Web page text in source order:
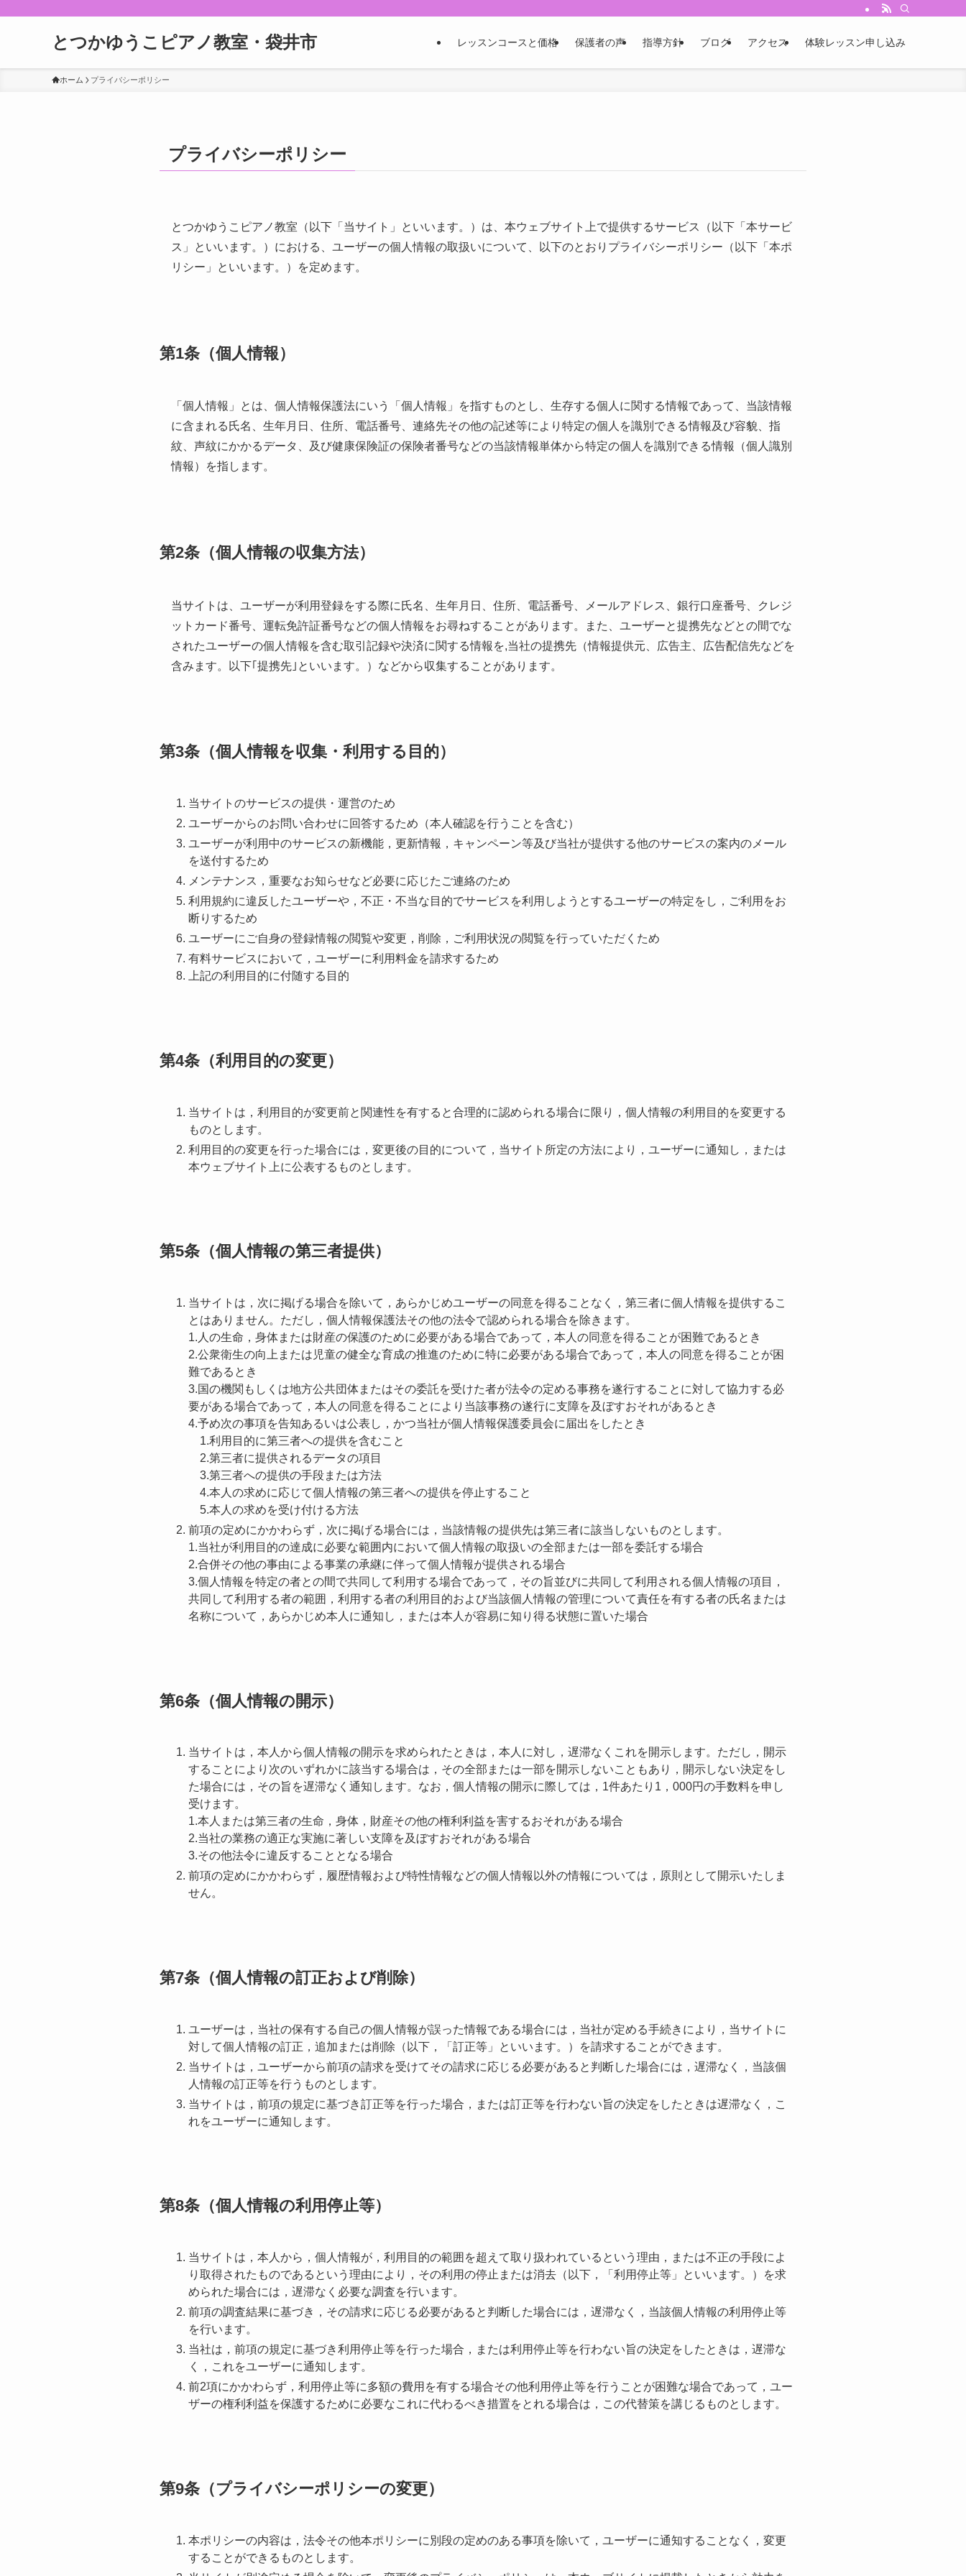
とつかゆうこピアノ教室・袋井市 レッスンコースと価格 保護者の声 指導方針 ブログ アクセス 体験レッスン申し込み
ホーム プライバシーポリシー
プライバシーポリシー
とつかゆうこピアノ教室（以下「当サイト」といいます。）は、本ウェブサイト上で提供するサービス（以下「本サービ
ス」といいます。）における、ユーザーの個人情報の取扱いについて、以下のとおりプライバシーポリシー（以下「本ポ
リシー」といいます。）を定めます。
第1条（個人情報）
「個人情報」とは、個人情報保護法にいう「個人情報」を指すものとし、生存する個人に関する情報であって、当該情報
に含まれる氏名、生年月日、住所、電話番号、連絡先その他の記述等により特定の個人を識別できる情報及び容貌、指
紋、声紋にかかるデータ、及び健康保険証の保険者番号などの当該情報単体から特定の個人を識別できる情報（個人識別
情報）を指します。
第2条（個人情報の収集方法）
当サイトは、ユーザーが利用登録をする際に氏名、生年月日、住所、電話番号、メールアドレス、銀行口座番号、クレジ
ットカード番号、運転免許証番号などの個人情報をお尋ねすることがあります。また、ユーザーと提携先などとの間でな
されたユーザーの個人情報を含む取引記録や決済に関する情報を,当社の提携先（情報提供元、広告主、広告配信先などを
含みます。以下｢提携先｣といいます。）などから収集することがあります。
第3条（個人情報を収集・利用する目的）
当サイトのサービスの提供・運営のため
ユーザーからのお問い合わせに回答するため（本人確認を行うことを含む）
ユーザーが利用中のサービスの新機能，更新情報，キャンペーン等及び当社が提供する他のサービスの案内のメール
を送付するため
メンテナンス，重要なお知らせなど必要に応じたご連絡のため
利用規約に違反したユーザーや，不正・不当な目的でサービスを利用しようとするユーザーの特定をし，ご利用をお
断りするため
ユーザーにご自身の登録情報の閲覧や変更，削除，ご利用状況の閲覧を行っていただくため
有料サービスにおいて，ユーザーに利用料金を請求するため
上記の利用目的に付随する目的
第4条（利用目的の変更）
当サイトは，利用目的が変更前と関連性を有すると合理的に認められる場合に限り，個人情報の利用目的を変更する
ものとします。
利用目的の変更を行った場合には，変更後の目的について，当サイト所定の方法により，ユーザーに通知し，または
本ウェブサイト上に公表するものとします。
第5条（個人情報の第三者提供）
当サイトは，次に掲げる場合を除いて，あらかじめユーザーの同意を得ることなく，第三者に個人情報を提供するこ
とはありません。ただし，個人情報保護法その他の法令で認められる場合を除きます。
1.人の生命，身体または財産の保護のために必要がある場合であって，本人の同意を得ることが困難であるとき
2.公衆衛生の向上または児童の健全な育成の推進のために特に必要がある場合であって，本人の同意を得ることが困
難であるとき
3.国の機関もしくは地方公共団体またはその委託を受けた者が法令の定める事務を遂行することに対して協力する必
要がある場合であって，本人の同意を得ることにより当該事務の遂行に支障を及ぼすおそれがあるとき
4.予め次の事項を告知あるいは公表し，かつ当社が個人情報保護委員会に届出をしたとき
1.利用目的に第三者への提供を含むこと
2.第三者に提供されるデータの項目
3.第三者への提供の手段または方法
4.本人の求めに応じて個人情報の第三者への提供を停止すること
5.本人の求めを受け付ける方法
前項の定めにかかわらず，次に掲げる場合には，当該情報の提供先は第三者に該当しないものとします。
1.当社が利用目的の達成に必要な範囲内において個人情報の取扱いの全部または一部を委託する場合
2.合併その他の事由による事業の承継に伴って個人情報が提供される場合
3.個人情報を特定の者との間で共同して利用する場合であって，その旨並びに共同して利用される個人情報の項目，
共同して利用する者の範囲，利用する者の利用目的および当該個人情報の管理について責任を有する者の氏名または
名称について，あらかじめ本人に通知し，または本人が容易に知り得る状態に置いた場合
第6条（個人情報の開示）
当サイトは，本人から個人情報の開示を求められたときは，本人に対し，遅滞なくこれを開示します。ただし，開示
することにより次のいずれかに該当する場合は，その全部または一部を開示しないこともあり，開示しない決定をし
た場合には，その旨を遅滞なく通知します。なお，個人情報の開示に際しては，1件あたり1，000円の手数料を申し
受けます。
1.本人または第三者の生命，身体，財産その他の権利利益を害するおそれがある場合
2.当社の業務の適正な実施に著しい支障を及ぼすおそれがある場合
3.その他法令に違反することとなる場合
前項の定めにかかわらず，履歴情報および特性情報などの個人情報以外の情報については，原則として開示いたしま
せん。
第7条（個人情報の訂正および削除）
ユーザーは，当社の保有する自己の個人情報が誤った情報である場合には，当社が定める手続きにより，当サイトに
対して個人情報の訂正，追加または削除（以下，「訂正等」といいます。）を請求することができます。
当サイトは，ユーザーから前項の請求を受けてその請求に応じる必要があると判断した場合には，遅滞なく，当該個
人情報の訂正等を行うものとします。
当サイトは，前項の規定に基づき訂正等を行った場合，または訂正等を行わない旨の決定をしたときは遅滞なく，こ
れをユーザーに通知します。
第8条（個人情報の利用停止等）
当サイトは，本人から，個人情報が，利用目的の範囲を超えて取り扱われているという理由，または不正の手段によ
り取得されたものであるという理由により，その利用の停止または消去（以下，「利用停止等」といいます。）を求
められた場合には，遅滞なく必要な調査を行います。
前項の調査結果に基づき，その請求に応じる必要があると判断した場合には，遅滞なく，当該個人情報の利用停止等
を行います。
当社は，前項の規定に基づき利用停止等を行った場合，または利用停止等を行わない旨の決定をしたときは，遅滞な
く，これをユーザーに通知します。
前2項にかかわらず，利用停止等に多額の費用を有する場合その他利用停止等を行うことが困難な場合であって，ユー
ザーの権利利益を保護するために必要なこれに代わるべき措置をとれる場合は，この代替策を講じるものとします。
第9条（プライバシーポリシーの変更）
本ポリシーの内容は，法令その他本ポリシーに別段の定めのある事項を除いて，ユーザーに通知することなく，変更
することができるものとします。